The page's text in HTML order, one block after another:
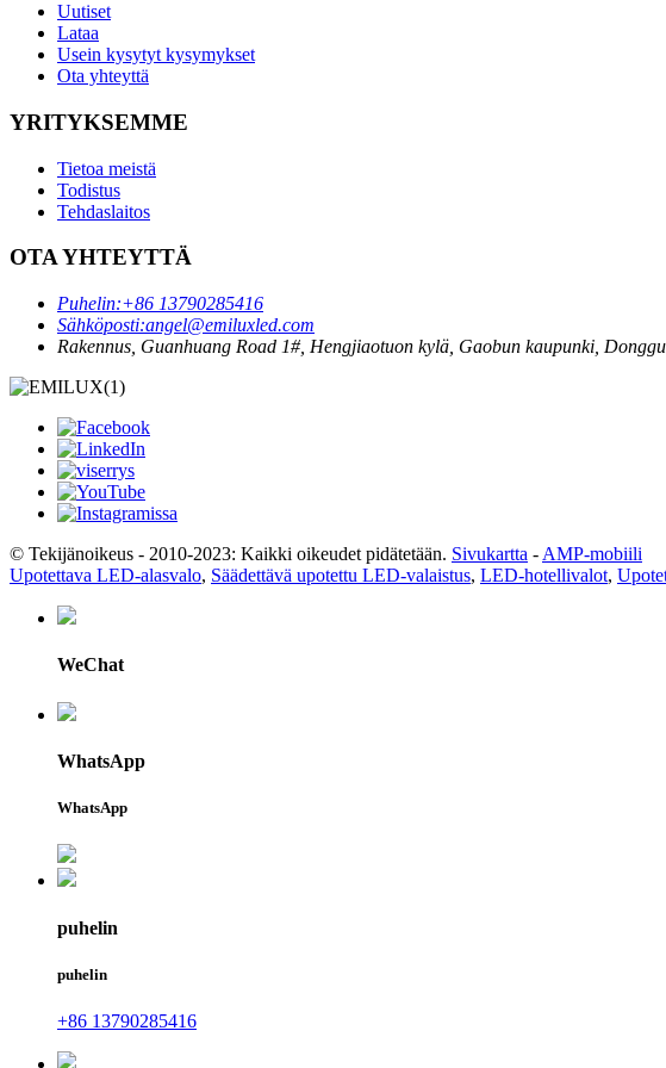
Uutiset
Lataa
Usein kysytyt kysymykset
Ota yhteyttä
YRITYKSEMME
Tietoa meistä
Todistus
Tehdaslaitos
OTA YHTEYTTÄ
Puhelin:+86 13790285416
Sähköposti:angel@emiluxled.com
Rakennus, Guanhuang Road 1#, Hengjiaotuon kylä, Gaobun kaupunki,
© Tekijänoikeus - 2010-2023: Kaikki oikeudet pidätetään. Sivukartta - AMP-mobiili
Upotettava LED-alasvalo, Säädettävä upotettu LED-valaistus, LED-hotellivalot,
WeChat
WhatsApp
WhatsApp
puhelin
puhelin
+86 13790285416